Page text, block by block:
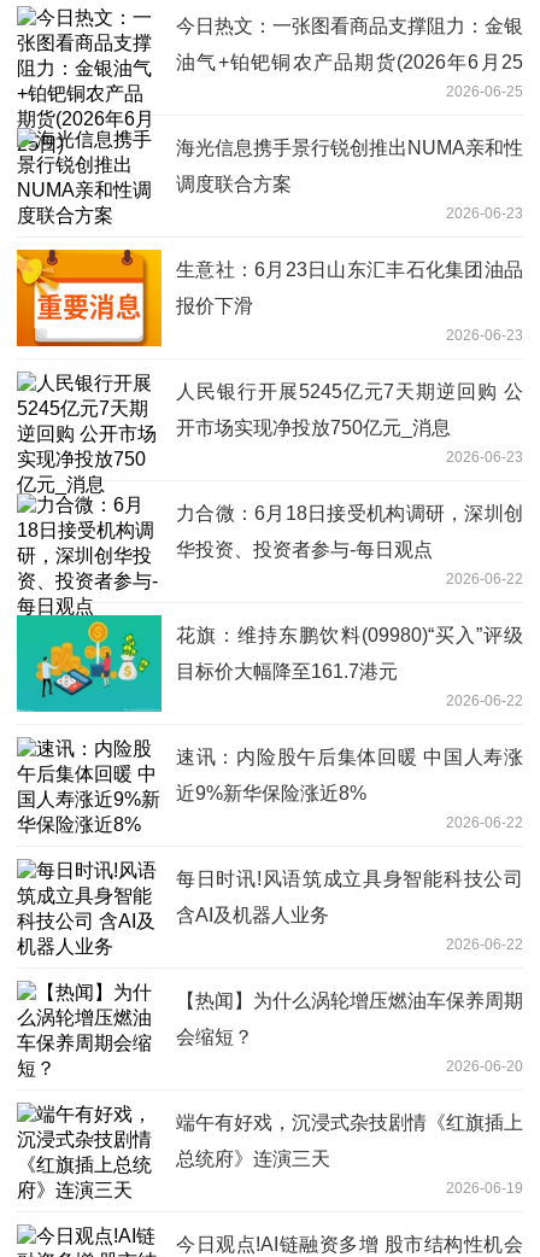
今日热文：一张图看商品支撑阻力：金银
油气+铂钯铜农产品期货(2026年6月25
2026-06-25
海光信息携手景行锐创推出NUMA亲和性
调度联合方案
2026-06-23
生意社：6月23日山东汇丰石化集团油品
报价下滑
2026-06-23
人民银行开展5245亿元7天期逆回购 公
开市场实现净投放750亿元_消息
2026-06-23
力合微：6月18日接受机构调研，深圳创
华投资、投资者参与-每日观点
2026-06-22
花旗：维持东鹏饮料(09980)“买入”评级
目标价大幅降至161.7港元
2026-06-22
速讯：内险股午后集体回暖 中国人寿涨
近9%新华保险涨近8%
2026-06-22
每日时讯!风语筑成立具身智能科技公司
含AI及机器人业务
2026-06-22
【热闻】为什么涡轮增压燃油车保养周期
会缩短？
2026-06-20
端午有好戏，沉浸式杂技剧情《红旗插上
总统府》连演三天
2026-06-19
今日观点!AI链融资多增 股市结构性机会